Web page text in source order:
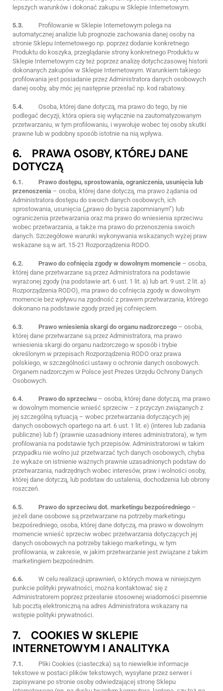
lepszych warunków i dokonać zakupu w Sklepie Internetowym.
5.3. Profilowanie w Sklepie Internetowym polega na
automatycznej analizie lub prognozie zachowania danej osoby na
stronie Sklepu Internetowego np. poprzez dodanie konkretnego
Produktu do koszyka, przeglądanie strony konkretnego Produktu w
Sklepie Internetowym czy też poprzez analizę dotychczasowej historii
dokonanych zakupów w Sklepie Internetowym. Warunkiem takiego
profilowania jest posiadanie przez Administratora danych osobowych
danej osoby, aby móc jej następnie przesłać np. kod rabatowy.
5.4. Osoba, której dane dotyczą, ma prawo do tego, by nie
podlegać decyzji, która opiera się wyłącznie na zautomatyzowanym
przetwarzaniu, w tym profilowaniu, i wywołuje wobec tej osoby skutki
prawne lub w podobny sposób istotnie na nią wpływa.
6. PRAWA OSOBY, KTÓREJ DANE
DOTYCZĄ
6.1. Prawo dostępu, sprostowania, ograniczenia, usunięcia lub
przenoszenia – osoba, której dane dotyczą, ma prawo żądania od
Administratora dostępu do swoich danych osobowych, ich
sprostowania, usunięcia („prawo do bycia zapomnianym”) lub
ograniczenia przetwarzania oraz ma prawo do wniesienia sprzeciwu
wobec przetwarzania, a także ma prawo do przenoszenia swoich
danych. Szczegółowe warunki wykonywania wskazanych wyżej praw
wskazane są w art. 15-21 Rozporządzenia RODO.
6.2. Prawo do cofnięcia zgody w dowolnym momencie – osoba,
której dane przetwarzane są przez Administratora na podstawie
wyrażonej zgody (na podstawie art. 6 ust. 1 lit. a) lub art. 9 ust. 2 lit. a)
Rozporządzenia RODO), ma prawo do cofnięcia zgody w dowolnym
momencie bez wpływu na zgodność z prawem przetwarzania, którego
dokonano na podstawie zgody przed jej cofnięciem.
6.3. Prawo wniesienia skargi do organu nadzorczego – osoba,
której dane przetwarzane są przez Administratora, ma prawo
wniesienia skargi do organu nadzorczego w sposób i trybie
określonym w przepisach Rozporządzenia RODO oraz prawa
polskiego, w szczególności ustawy o ochronie danych osobowych.
Organem nadzorczym w Polsce jest Prezes Urzędu Ochrony Danych
Osobowych.
6.4. Prawo do sprzeciwu – osoba, której dane dotyczą, ma prawo
w dowolnym momencie wnieść sprzeciw – z przyczyn związanych z
jej szczególną sytuacją – wobec przetwarzania dotyczących jej
danych osobowych opartego na art. 6 ust. 1 lit. e) (interes lub zadania
publiczne) lub f) (prawnie uzasadniony interes administratora), w tym
profilowania na podstawie tych przepisów. Administratorowi w takim
przypadku nie wolno już przetwarzać tych danych osobowych, chyba
że wykaże on istnienie ważnych prawnie uzasadnionych podstaw do
przetwarzania, nadrzędnych wobec interesów, praw i wolności osoby,
której dane dotyczą, lub podstaw do ustalenia, dochodzenia lub obrony
roszczeń.
6.5. Prawo do sprzeciwu dot. marketingu bezpośredniego –
jeżeli dane osobowe są przetwarzane na potrzeby marketingu
bezpośredniego, osoba, której dane dotyczą, ma prawo w dowolnym
momencie wnieść sprzeciw wobec przetwarzania dotyczących jej
danych osobowych na potrzeby takiego marketingu, w tym
profilowania, w zakresie, w jakim przetwarzanie jest związane z takim
marketingiem bezpośrednim.
6.6. W celu realizacji uprawnień, o których mowa w niniejszym
punkcie polityki prywatności, można kontaktować się z
Administratorem poprzez przesłanie stosownej wiadomości pisemnie
lub pocztą elektroniczną na adres Administratora wskazany na
wstępie polityki prywatności.
7. COOKIES W SKLEPIE
INTERNETOWYM I ANALITYKA
7.1. Pliki Cookies (ciasteczka) są to niewielkie informacje
tekstowe w postaci plików tekstowych, wysyłane przez serwer i
zapisywane po stronie osoby odwiedzającej stronę Sklepu